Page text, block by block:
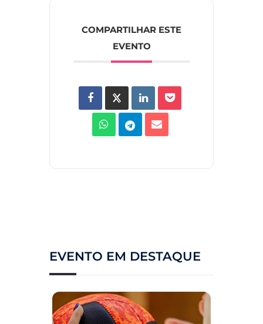
COMPARTILHAR ESTE
EVENTO
EVENTO EM DESTAQUE